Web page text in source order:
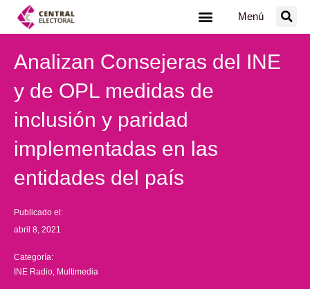
Menú
Analizan Consejeras del INE
y de OPL medidas de
inclusión y paridad
implementadas en las
entidades del país
Publicado el:
abril 8, 2021
Categoría:
INE Radio Multimedia